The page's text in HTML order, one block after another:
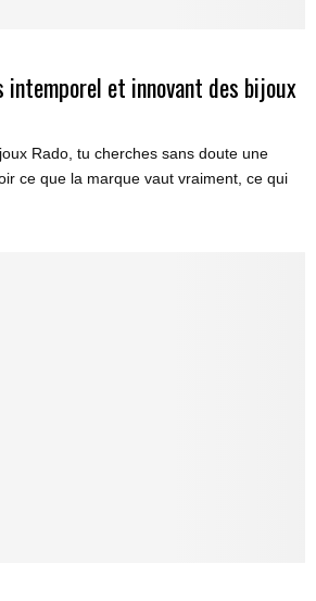
intemporel et innovant des bijoux
Rado, tu cherches sans doute une
ce que la marque vaut vraiment, ce qui